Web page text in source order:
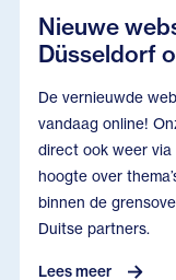
Nieuwe
Düsseldorf
De vernieuwde
vandaag online!
direct ook weer
hoogte over
binnen de
Duitse partners.
Lees meer